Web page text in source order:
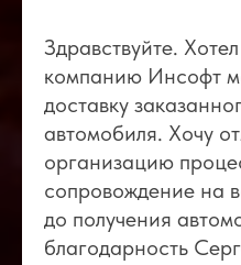
Здравствуйте.
компанию Инсофт
доставку
автомобиля. Хочу
организацию
сопровождение на
до получения
благодарность